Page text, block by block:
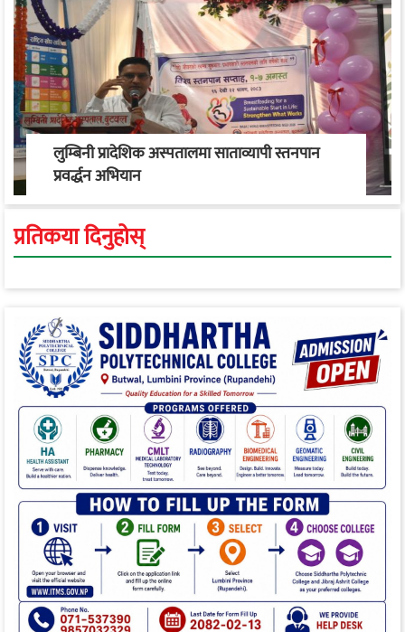
लुम्बिनी प्रादेशिक अस्पतालमा साताव्यापी स्तनपान
प्रवर्द्धन अभियान
प्रतिकया दिनुहोस्